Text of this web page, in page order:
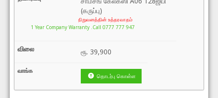
(கருப்பு)
நிறுவனத்தின் உத்தரவாதம்
1 Year Company Warranty .Call 0777 777 947
ரூ. 39,900
தொடர்பு கொள்ள